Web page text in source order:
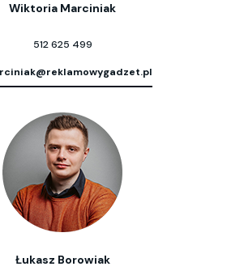
Wiktoria Marciniak
512 625 499
Łukasz Borowiak